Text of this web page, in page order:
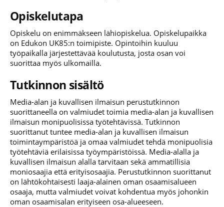
Opiskelutapa
Opiskelu on enimmäkseen lähiopiskelua. Opiskelupaikka
on Edukon UK85:n toimipiste. Opintoihin kuuluu
työpaikalla järjestettävää koulutusta, josta osan voi
suorittaa myös ulkomailla.
Tutkinnon sisältö
Media-alan ja kuvallisen ilmaisun perustutkinnon
suorittaneella on valmiudet toimia media-alan ja kuvallisen
ilmaisun monipuolisissa työtehtävissä. Tutkinnon
suorittanut tuntee media-alan ja kuvallisen ilmaisun
toimintaympäristöä ja omaa valmiudet tehdä monipuolisia
työtehtäviä erilaisissa työympäristöissä. Media-alalla ja
kuvallisen ilmaisun alalla tarvitaan sekä ammatillisia
moniosaajia että erityisosaajia. Perustutkinnon suorittanut
on lähtökohtaisesti laaja-alainen oman osaamisalueen
osaaja, mutta valmiudet voivat kohdentua myös johonkin
oman osaamisalan erityiseen osa-alueeseen.